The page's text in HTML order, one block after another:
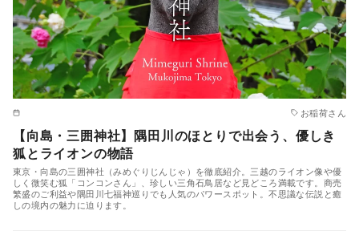
お稲荷さん
【向島・三囲神社】隅田川のほとりで出会う、優しき
狐とライオンの物語
東京・向島の三囲神社（みめぐりじんじゃ）を徹底紹介。三越のライオン像や優
しく微笑む狐「コンコンさん」、珍しい三角石鳥居など見どころ満載です。商売
繁盛のご利益や隅田川七福神巡りでも人気のパワースポット。不思議な伝説と癒
しの境内の魅力に迫ります。